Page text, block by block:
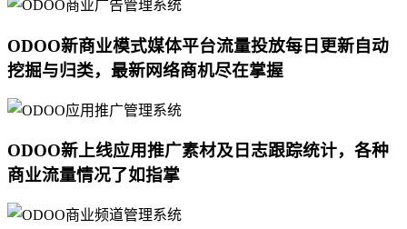
ODOO新商业模式媒体平台流量投放每日更新自动
挖掘与归类，最新网络商机尽在掌握
ODOO新上线应用推广素材及日志跟踪统计，各种
商业流量情况了如指掌